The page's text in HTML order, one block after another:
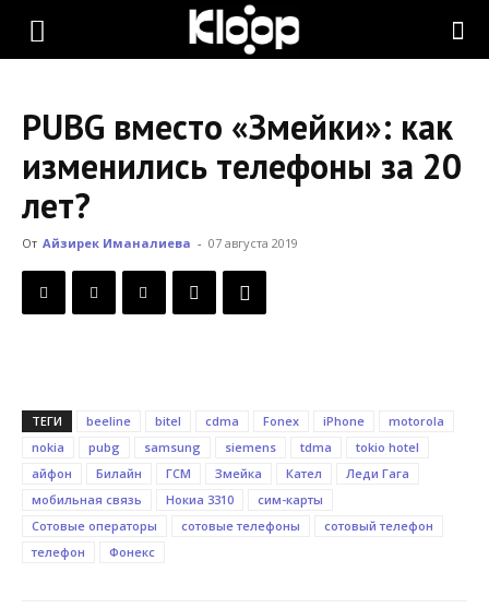
KLOOP.KG
Новости
Кыргызстана
PUBG вместо «Змейки»: как
изменились телефоны за 20
лет?
От Айзирек Иманалиева - 07 августа 2019
ТЕГИ beeline bitel cdma Fonex iPhone
motorola
nokia
pubg samsung siemens tdma
tokio hotel
айфон
Билайн ГСМ Змейка Кател
Леди Гага
мобильная связь
Нокиа 3310
сим-карты
Сотовые операторы
сотовые телефоны
сотовый телефон
телефон
Фонекс